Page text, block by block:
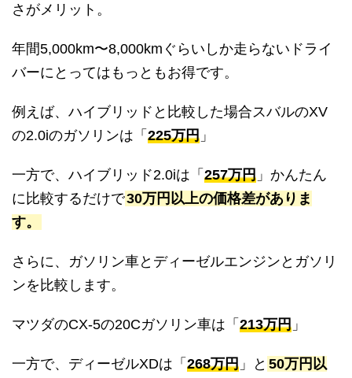
さがメリット。
年間5,000km〜8,000kmぐらいしか走らないドライ
バーにとってはもっともお得です。
例えば、ハイブリッドと比較した場合スバルのXV
の2.0iのガソリンは「 225万円 」
一方で、ハイブリッド2.0iは「 257万円 」かんたん
に比較するだけで30万円以上の価格差がありま
す。
さらに、ガソリン車とディーゼルエンジンとガソリ
ンを比較します。
マツダのCX-5の20Cガソリン車は「 213万円 」
一方で、ディーゼルXDは「 268万円 」と 50万円以